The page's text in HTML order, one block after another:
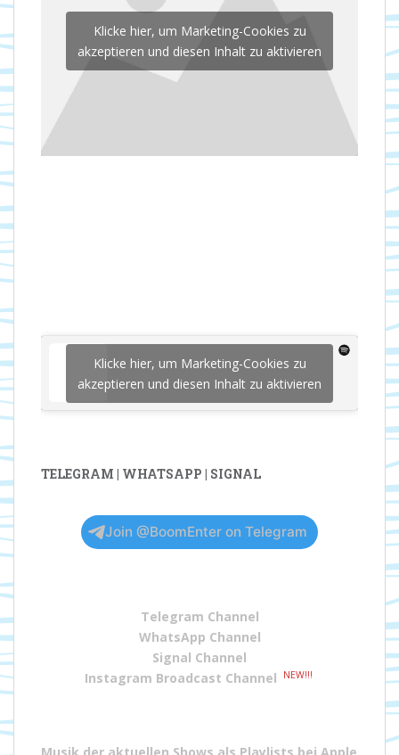
Klicke hier, um Marketing-Cookies zu
akzeptieren und diesen Inhalt zu aktivieren
Klicke hier, um Marketing-Cookies zu
akzeptieren und diesen Inhalt zu aktivieren
TELEGRAM | WHATSAPP | SIGNAL
Join @BoomEnter on Telegram
Telegram Channel
WhatsApp Channel
Signal Channel
Instagram Broadcast Channel
NEW!!!